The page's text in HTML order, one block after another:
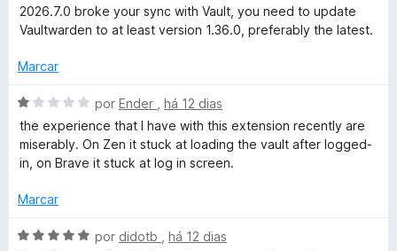
1
d
5
a
d
e
5
d
5
a
a
o
e
5
e
2026.7.0 broke your sync with Vault, you need to update
Vaultwarden to at least version 1.36.0, preferably the latest.
Marcar
A
v
a
a
o
por Ender
há 12 dias
the experience that I have with this extension recently are
miserably. On Zen it stuck at loading the vault after logged-
in, on Brave it stuck at log in screen.
Marcar
A
por didotb
há 12 dias